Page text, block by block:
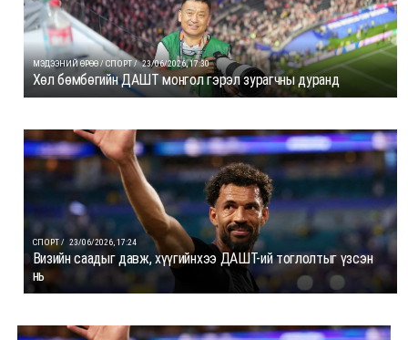
МЭДЭЭНИЙ ӨРӨӨ / СПОРТ / 23/06/2026, 17:30
Хөл бөмбөгийн ДАШТ монгол гэрэл зурагчны дуранд
СПОРТ / 23/06/2026, 17:24
Визийн саадыг давж, хүүгийнхээ ДАШТ-ий тоглолтыг үзсэн
нь